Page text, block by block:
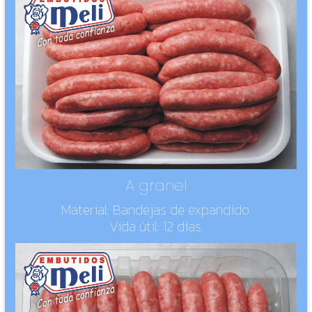
A granel
Material: Bandejas de expandido.
Vida útil: 12 días.